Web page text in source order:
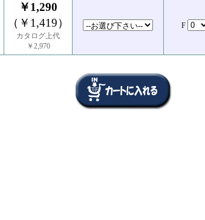
￥1,290
（￥1,419）
カタログ上代
￥2,970
F